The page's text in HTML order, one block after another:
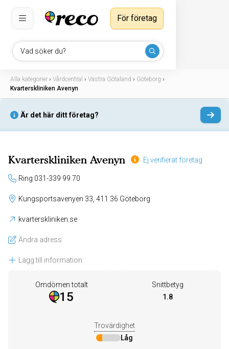
Vad söker du?
För företag
Alla kategorier › Vårdcentral › Västra Götaland › Göteborg ›
Kvarterskliniken Avenyn
Är det här ditt företag?
Kvarterskliniken Avenyn Ej verifierat företag
Ring 031-339 99 70
Kungsportsavenyen 33, 411 36 Göteborg
kvarterskliniken.se
Ändra adress
Lägg till information
Omdömen totalt
15
Snittbetyg
1.8
Trovärdighet
Låg